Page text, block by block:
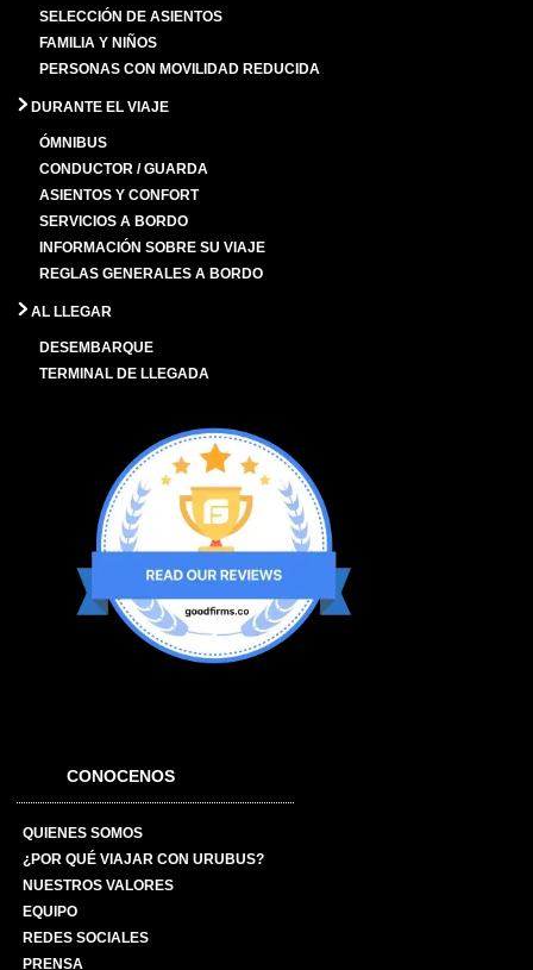
SELECCIÓN DE ASIENTOS
FAMILIA Y NIÑOS
PERSONAS CON MOVILIDAD REDUCIDA
DURANTE EL VIAJE
ÓMNIBUS
CONDUCTOR / GUARDA
ASIENTOS Y CONFORT
SERVICIOS A BORDO
INFORMACIÓN SOBRE SU VIAJE
REGLAS GENERALES A BORDO
AL LLEGAR
DESEMBARQUE
TERMINAL DE LLEGADA
CONOCENOS
QUIENES SOMOS
¿POR QUÉ VIAJAR CON URUBUS?
NUESTROS VALORES
EQUIPO
REDES SOCIALES
PRENSA